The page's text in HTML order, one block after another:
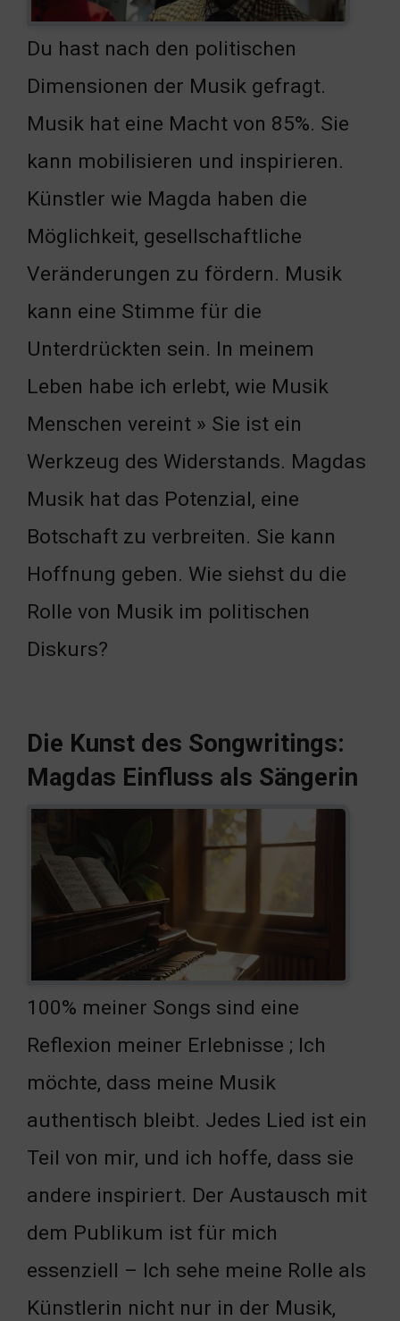
Du hast nach den politischen
Dimensionen der Musik gefragt.
Musik hat eine Macht von 85%. Sie
kann mobilisieren und inspirieren.
Künstler wie Magda haben die
Möglichkeit, gesellschaftliche
Veränderungen zu fördern. Musik
kann eine Stimme für die
Unterdrückten sein. In meinem
Leben habe ich erlebt, wie Musik
Menschen vereint » Sie ist ein
Werkzeug des Widerstands. Magdas
Musik hat das Potenzial, eine
Botschaft zu verbreiten. Sie kann
Hoffnung geben. Wie siehst du die
Rolle von Musik im politischen
Diskurs?
Die Kunst des Songwritings:
Magdas Einfluss als Sängerin
100% meiner Songs sind eine
Reflexion meiner Erlebnisse ; Ich
möchte, dass meine Musik
authentisch bleibt. Jedes Lied ist ein
Teil von mir, und ich hoffe, dass sie
andere inspiriert. Der Austausch mit
dem Publikum ist für mich
essenziell – Ich sehe meine Rolle als
Künstlerin nicht nur in der Musik,